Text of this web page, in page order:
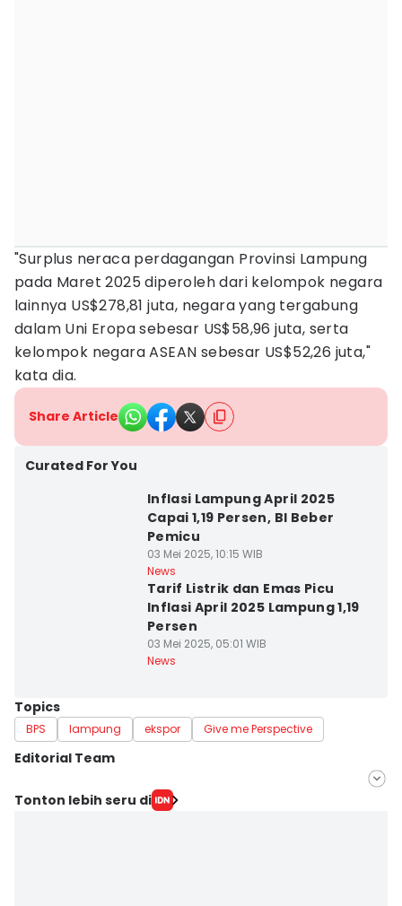
"Surplus neraca perdagangan Provinsi Lampung
pada Maret 2025 diperoleh dari kelompok negara
lainnya US$278,81 juta, negara yang tergabung
dalam Uni Eropa sebesar US$58,96 juta, serta
kelompok negara ASEAN sebesar US$52,26 juta,"
kata dia.
Share Article
Curated For You
Inflasi Lampung April 2025
Capai 1,19 Persen, BI Beber
Pemicu
03 Mei 2025, 10:15 WIB
News
Tarif Listrik dan Emas Picu
Inflasi April 2025 Lampung 1,19
Persen
03 Mei 2025, 05:01 WIB
News
Topics
BPS lampung ekspor Give me Perspective
Editorial Team
Editor
Tonton lebih seru di